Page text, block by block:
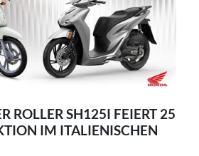
ROLLER SH125I FEIERT 25
IM ITALIENISCHEN